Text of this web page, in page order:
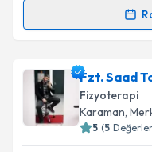
Kişisel
Metni'ni
Randevu
Fzt. Ali Kayaiçin
Size bu uzmandan
hazırlandığında
Fzt. Saad
Fizyoterapi
Karaman,
5 (5